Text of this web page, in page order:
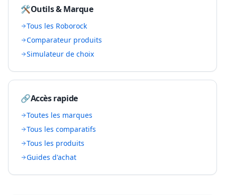
🛠️Outils & Marque
Tous les Roborock
Comparateur produits
Simulateur de choix
🔗Accès rapide
Toutes les marques
Tous les comparatifs
Tous les produits
Guides d'achat